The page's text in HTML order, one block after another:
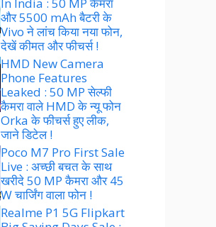
और 5500 mAh बैटरी के
Vivo ने लांच किया नया फोन,
देखें कीमत और फीचर्स !
HMD New Camera
Phone Features
Leaked : 50 MP सेल्फी
कैमरा वाले HMD के न्यू फोन
Orka के फीचर्स हुए लीक,
जाने डिटेल !
Poco M7 Pro First Sale
Live : अच्छी बचत के साथ
खरीदे 50 MP कैमरा और 45
W चार्जिंग वाला फोन !
Realme P1 5G Flipkart